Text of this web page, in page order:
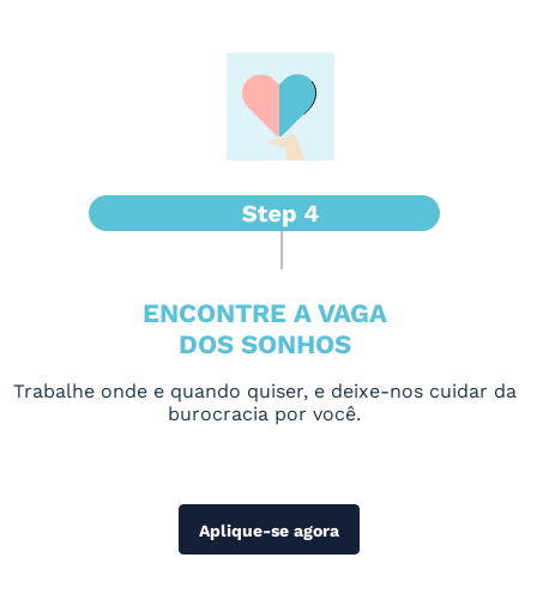
ENCONTRE A VAGA
DOS SONHOS
Trabalhe onde e quando quiser, e deixe-nos cuidar da
burocracia por você.
Aplique-se agora